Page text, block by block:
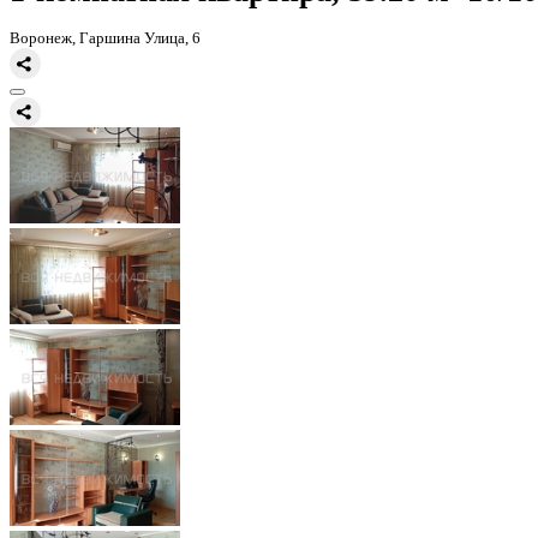
Главная
1-комнатная квартира, 39.20
Воронеж, Гаршина Улица, 6